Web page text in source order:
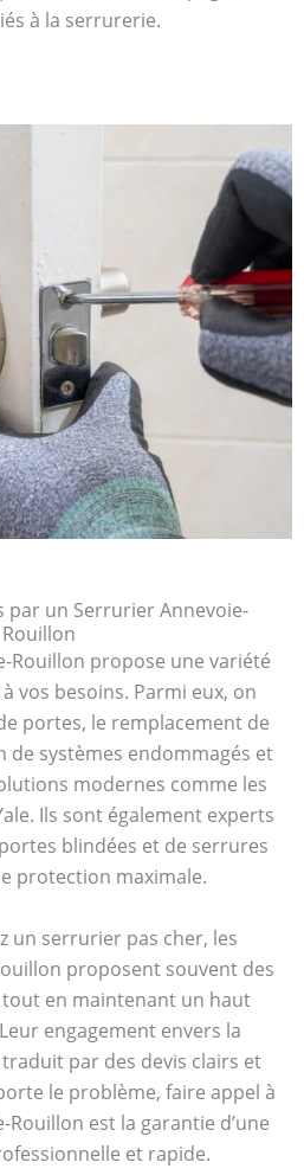
à la serrurerie.
par un Serrurier Annevoie-
Rouillon
Rouillon propose une variété
vos besoins. Parmi eux, on
portes, le remplacement de
de systèmes endommagés et
modernes comme les
Ils sont également experts
blindées et de serrures
protection maximale.
un serrurier pas cher, les
proposent souvent des
en maintenant un haut
engagement envers la
par des devis clairs et
le problème, faire appel à
est la garantie d’une
et rapide.